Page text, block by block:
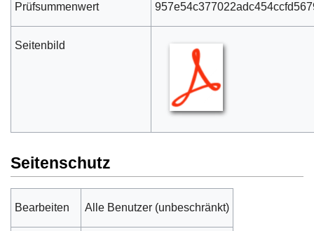
Prüfsummenwert
Seitenbild
Seitenschutz
Bearbeiten Alle Benutzer (unbeschränkt)